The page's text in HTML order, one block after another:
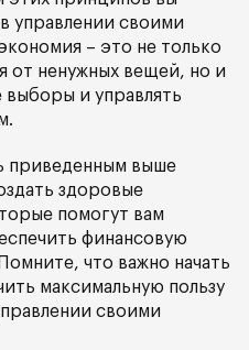
управлении своими
– это не только
от ненужных вещей, но и
выборы и управлять
приведенным выше
здоровые
помогут вам
финансовую
что важно начать
максимальную пользу
своими